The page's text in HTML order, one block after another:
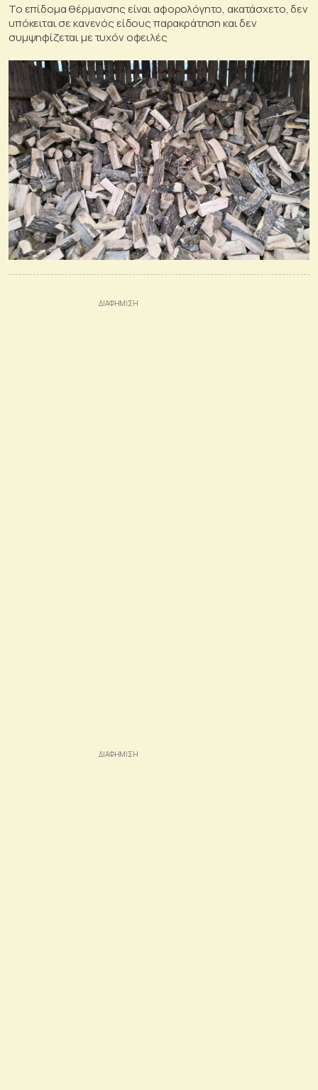
Το επίδομα θέρμανσης είναι αφορολόγητο, ακατάσχετο, δεν
υπόκειται σε κανενός είδους παρακράτηση και δεν
συμψηφίζεται με τυχόν οφειλές